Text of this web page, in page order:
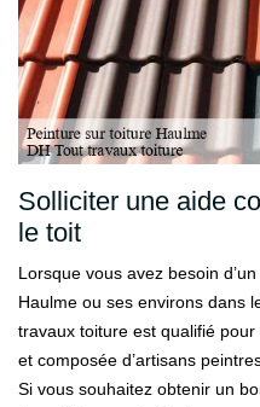
Solliciter une aide
le toit
Lorsque vous avez besoin
Haulme ou ses environs dans
travaux toiture est qualifié
et composée d’artisans
Si vous souhaitez obtenir un